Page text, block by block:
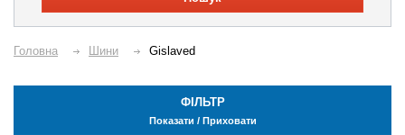
Головна Шини Gislaved
ФІЛЬТР
Показати / Приховати